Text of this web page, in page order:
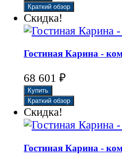
Скидка!
Гостиная Карина -
68 601 ₽
Скидка!
Гостиная Карина -